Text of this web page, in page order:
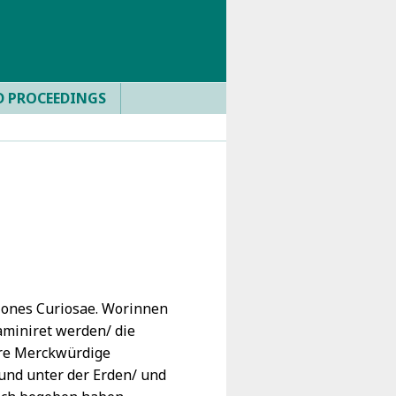
Curiosae. Worinnen
werden/ die
Merckwürdige
unter der Erden/ und